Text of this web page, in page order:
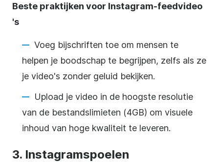
Beste praktijken voor Instagram-feedvideo
's
Voeg bijschriften toe om mensen te
helpen je boodschap te begrijpen, zelfs als ze
je video's zonder geluid bekijken.
Upload je video in de hoogste resolutie
van de bestandslimieten (4GB) om visuele
inhoud van hoge kwaliteit te leveren.
3. Instagramspoelen